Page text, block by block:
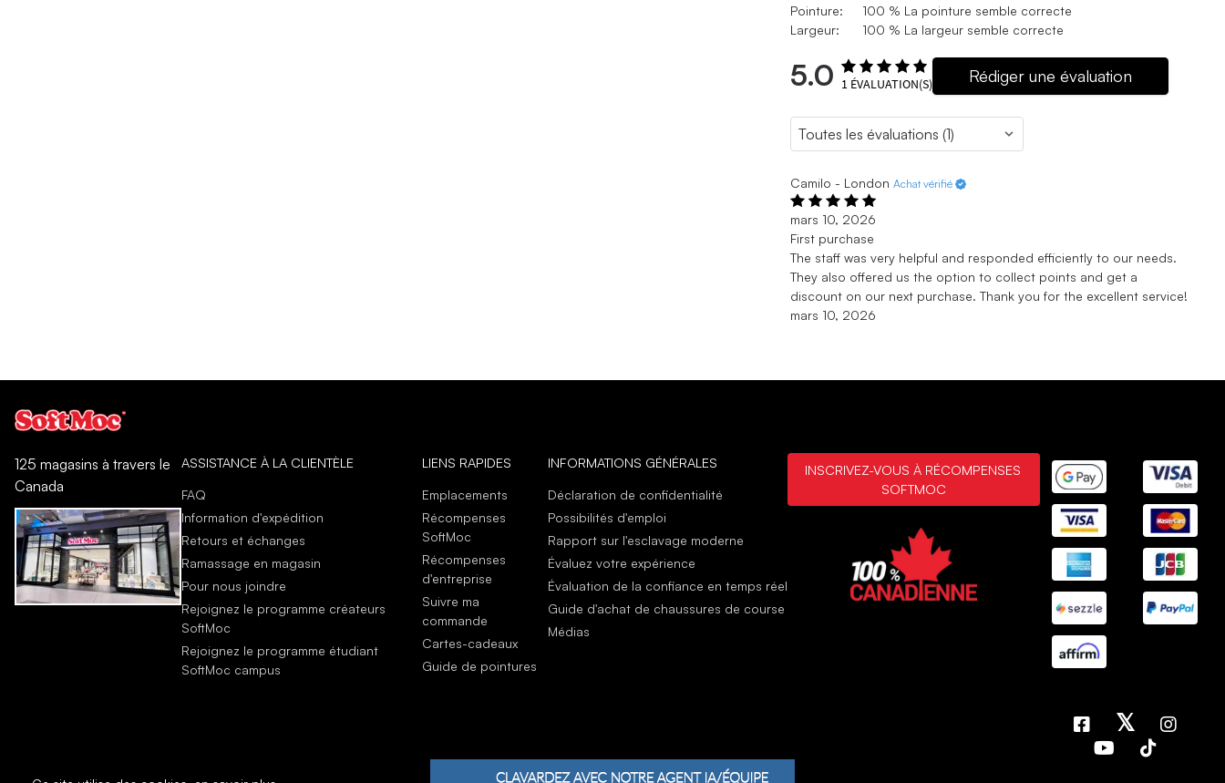
Pointure:
100 % La pointure semble correcte
Largeur:
100 % La largeur semble correcte
5.0 1 ÉVALUATION(S) Rédiger une évaluation
Camilo - London Achat vérifié
mars 10, 2026
First purchase
The staff was very helpful and responded efficiently to our needs.
They also offered us the option to collect points and get a
discount on our next purchase. Thank you for the excellent service!
mars 10, 2026
125 magasins à travers le
Canada
ASSISTANCE À LA CLIENTÈLE
FAQ
Information d'expédition
Retours et échanges
Ramassage en magasin
Pour nous joindre
Rejoignez le programme créateurs
SoftMoc
Rejoignez le programme étudiant
SoftMoc campus
LIENS RAPIDES
Emplacements
Récompenses
SoftMoc
Récompenses
d'entreprise
Suivre ma
commande
Cartes-cadeaux
Guide de pointures
INFORMATIONS GÉNÉRALES
Déclaration de confidentialité
Possibilités d'emploi
Rapport sur l'esclavage moderne
Évaluez votre expérience
Évaluation de la confiance en temps réel
Guide d'achat de chaussures de course
Médias
INSCRIVEZ-VOUS À RÉCOMPENSES
SOFTMOC
𝕏